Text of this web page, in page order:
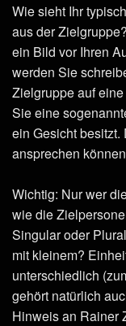
Wie sieht Ihr
aus der
ein Bild vor Ihren
werden Sie
Zielgruppe auf
Sie eine
ein Gesicht besitzt.
ansprechen
Wichtig: Nur wer
wie die
Singular oder
mit kleinem?
unterschiedlich
gehört natürlich
Hinweis an Rainer